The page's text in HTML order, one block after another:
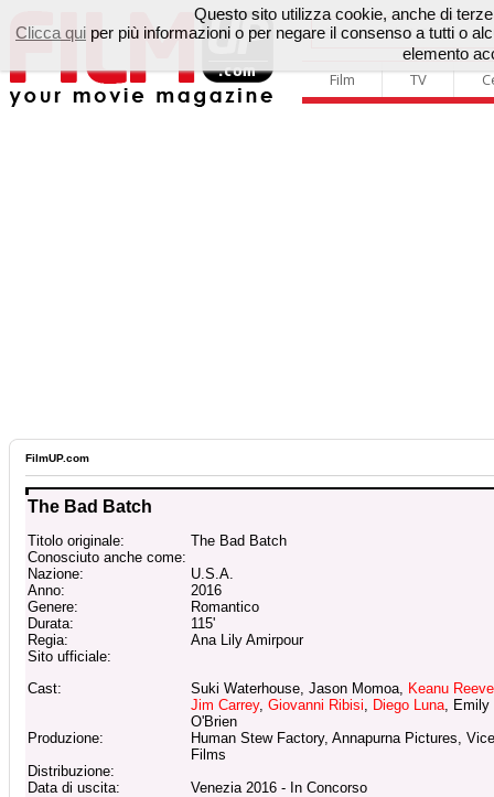
Film TV
FilmUP.com
The Bad Batch
Titolo originale:
The Bad Batch
Conosciuto anche come:
Nazione:
U.S.A.
Anno:
2016
Genere:
Romantico
Durata:
115'
Regia:
Ana Lily Amirpour
Sito ufficiale:
Cast:
Suki Waterhouse, Jason Momoa, Keanu
Jim Carrey, Giovanni Ribisi, Diego Luna, Emily
O'Brien
Produzione:
Human Stew Factory, Annapurna Pictures, Vice
Films
Distribuzione:
Data di uscita:
Venezia 2016 - In Concorso
Questo sito utilizza cookie, anche di
Clicca qui per più informazioni o per negare il consenso a tutti o
elemento